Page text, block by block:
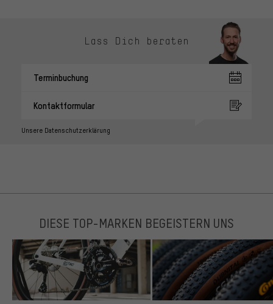
Lass Dich beraten
Terminbuchung
Kontaktformular
Unsere Datenschutzerklärung
DIESE TOP-MARKEN BEGEISTERN UNS